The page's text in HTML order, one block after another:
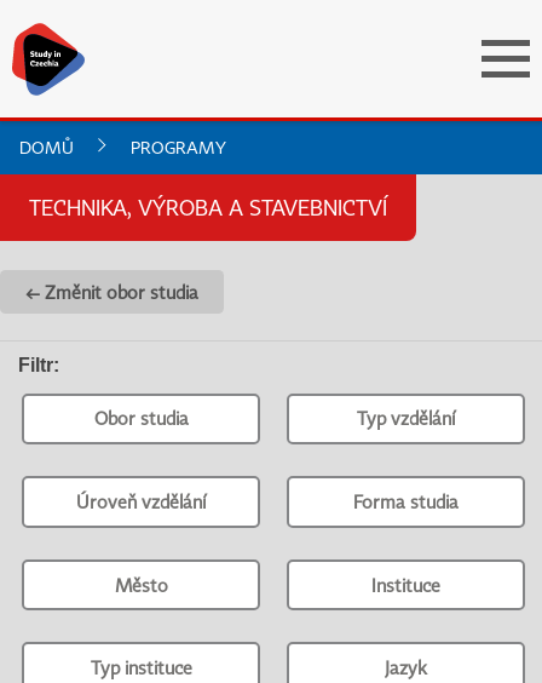
DOMŮ PROGRAMY
TECHNIKA, VÝROBA A STAVEBNICTVÍ
← Změnit obor studia
Filtr:
Obor studia Typ vzdělání
Úroveň vzdělání Forma studia
Město Instituce
Typ instituce Jazyk